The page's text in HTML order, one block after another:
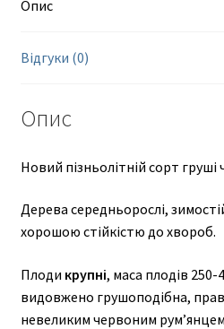
Опис
Відгуки (0)
Опис
Новий пізньолітній сорт груші
Дерева середньорослі,
хорошою стійкістю до хвороб.
Плоди крупні, маса плодів
видовжено грушоподібна,
невеликим червоним